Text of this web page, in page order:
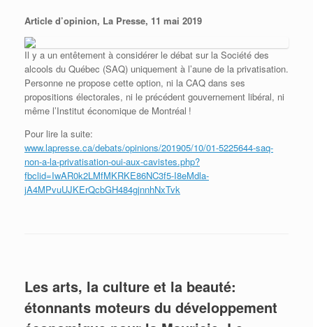
Article d’opinion, La Presse, 11 mai 2019
Il y a un entêtement à considérer le débat sur la Société des
alcools du Québec (SAQ) uniquement à l’aune de la privatisation.
Personne ne propose cette option, ni la CAQ dans ses
propositions électorales, ni le précédent gouvernement libéral, ni
même l’Institut économique de Montréal !
Pour lire la suite:
www.lapresse.ca/debats/opinions/201905/10/01-5225644-saq-
non-a-la-privatisation-oui-aux-cavistes.php?
fbclid=IwAR0k2LMfMKRKE86NC3f5-I8eMdla-
jA4MPvuUJKErQcbGH484gjnnhNxTvk
Les arts, la culture et la beauté:
étonnants moteurs du développement